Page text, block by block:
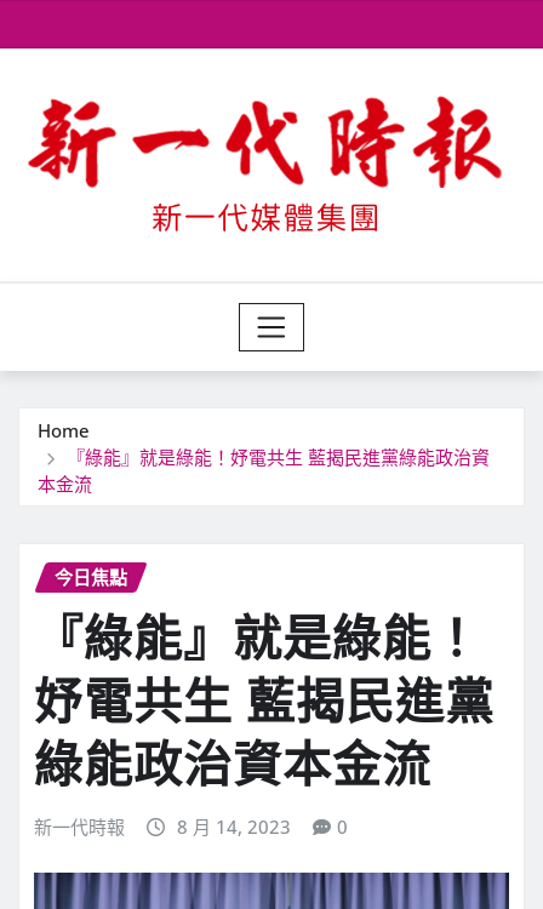
to
Home
『綠能』就是綠能！妤電共生 藍揭民進黨綠能政治資
本金流
今日焦點
『綠能』就是綠能！
妤電共生 藍揭民進黨
綠能政治資本金流
新一代時報 8 月 14, 2023 0